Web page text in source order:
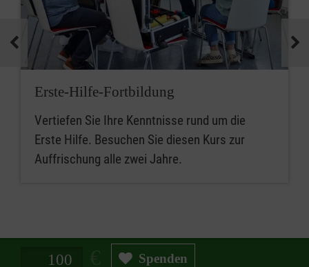
Erste-Hilfe-Fortbildung
Vertiefen Sie Ihre Kenntnisse rund um die
Erste Hilfe. Besuchen Sie diesen Kurs zur
Auffrischung alle zwei Jahre.
Spendenbetrag in Euro Spenden